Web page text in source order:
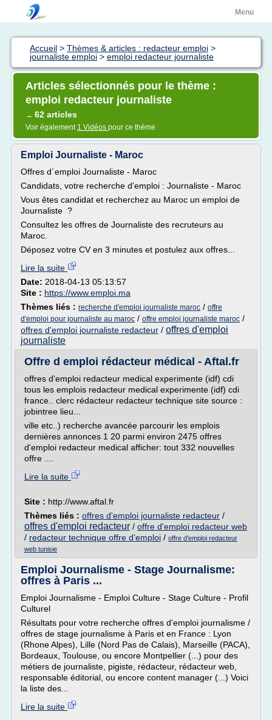
Menu
Accueil > Thèmes & articles : redacteur emploi >
journaliste emploi > emploi redacteur journaliste
Articles sélectionnés pour le thème :
emploi redacteur journaliste
→ 62 articles
Voir également 1 Vidéos pour ce thème
Emploi Journaliste - Maroc
Offres d´emploi Journaliste - Maroc
Candidats, votre recherche d'emploi : Journaliste - Maroc
Vous êtes candidat et recherchez au Maroc un emploi de
Journaliste ?
Consultez les offres de Journaliste des recruteurs au
Maroc.
Déposez votre CV en 3 minutes et postulez aux offres...
Lire la suite
Date: 2018-04-13 05:13:57
Site : https://www.emploi.ma
Thèmes liés : recherche d'emploi journaliste maroc / offre
d'emploi pour journaliste au maroc / offre emploi journaliste maroc /
offres d'emploi journaliste redacteur / offres d'emploi
journaliste
Offre d emploi rédacteur médical - Aftal.fr
offres d'emploi redacteur medical experimente (idf) cdi
tous les emplois redacteur medical experimente (idf) cdi
france.. clerc rédacteur redacteur technique site source :
jobintree lieu...
ville etc..) recherche avancée parcourir les emplois
dernières annonces 1 20 parmi environ 2475 offres
d'emploi redacteur medical afficher: tout 332 nouvelles
offre ....
Lire la suite
Site : http://www.aftal.fr
Thèmes liés : offres d'emploi journaliste redacteur /
offres d'emploi redacteur / offre d'emploi redacteur web
/ redacteur technique offre d'emploi / offre d'emploi redacteur
web tunisie
Emploi Journalisme - Stage Journalisme:
offres à Paris ...
Emploi Journalisme - Emploi Culture - Stage Culture - Profil
Culturel
Résultats pour votre recherche offres d'emploi journalisme /
offres de stage journalisme à Paris et en France : Lyon
(Rhone Alpes), Lille (Nord Pas de Calais), Marseille (PACA),
Bordeaux, Toulouse, ou encore Montpellier (...) pour des
métiers de journaliste, pigiste, rédacteur, rédacteur web,
responsable éditorial, ou encore content manager (...) Voici
la liste des...
Lire la suite